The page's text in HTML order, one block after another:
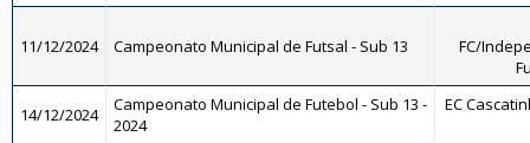
11/12/2024 Campeonato Municipal de Futsal - Sub 13
FC/
14/12/2024
Campeonato Municipal de Futebol - Sub 13 -
2024
EC